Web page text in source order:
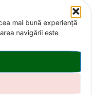
mai bună experiență
navigării este